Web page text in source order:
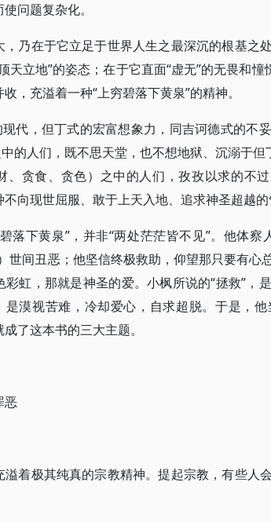
问题复杂化。
，乃在于它立足于世界人生之最深沉的根基之
天立地”的姿态；在于它直面“虚无”的无畏和
，充溢着一种“上穷碧落下黄泉”的精神。
现代，但丁式的宏富想象力，同吉诃德式的不
的人们，既不思天堂，也不想地狱、沉溺于但
、贪食、贪色）之中的人们，孜孜以求的不
向现世屈服、敢于上天入地、追求神圣超越的
落下黄泉”，并非“两处茫茫皆不见”。他体
世间丑恶；他坚信终极救助，仰望那只要有心
彩虹，那就是神圣的爱。小枫所说的“拯救”，
是漠视苦难，冷却爱心，自求超脱。于是，
了这本书的三大主题。
恶
溢着极其纯真的宗教精神。提起宗教，有些人